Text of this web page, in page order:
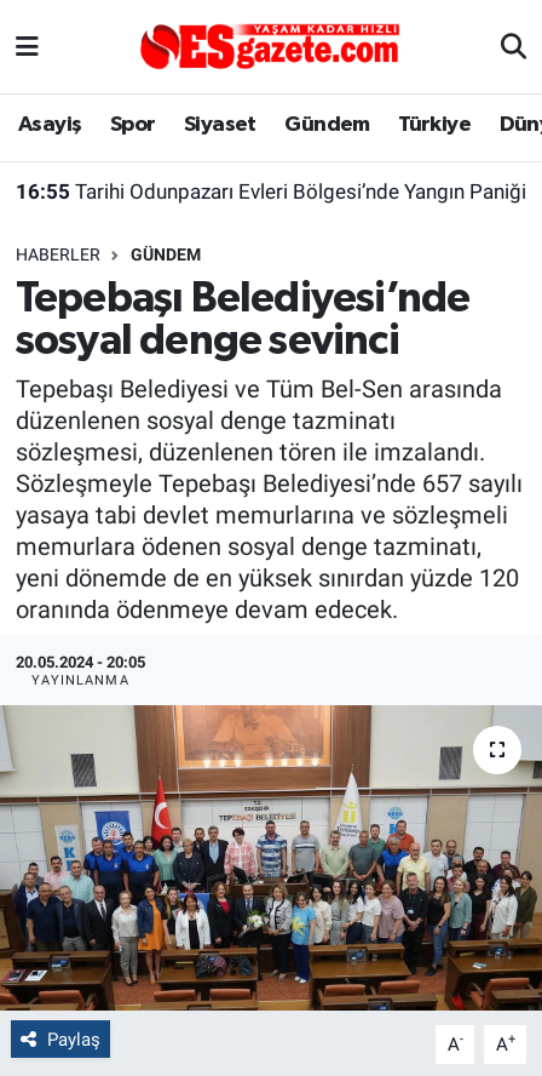
Asayiş Spor Siyaset Gündem Türkiye
16:55 Tarihi Odunpazarı Evleri Bölgesi’nde Yangın Paniği
HABERLER GÜNDEM
Tepebaşı Belediyesi’nde
sosyal denge sevinci
Tepebaşı Belediyesi ve Tüm Bel-Sen arasında
düzenlenen sosyal denge tazminatı
sözleşmesi, düzenlenen tören ile imzalandı.
Sözleşmeyle Tepebaşı Belediyesi’nde 657 sayılı
yasaya tabi devlet memurlarına ve sözleşmeli
memurlara ödenen sosyal denge tazminatı,
yeni dönemde de en yüksek sınırdan yüzde 120
oranında ödenmeye devam edecek.
20.05.2024 - 20:05
YAYINLANMA
Paylaş A- A+
Asayiş
Gündem
Türkiye
Dünya
Sağlık
Alış-Veriş/İş dünyası
Yaşam
Eskişehirspor Arşivi
Eskişehir Arşivi
Röportaj
Ekonomi
Kültür Sanat
Politika
Kütahya
Gezi
Genel
Çevre
Yerel
Magazin
Eskişehir Nöbetçi Eczaneler
Süper Lig Puan Durumu ve Fikstür
Tüm Manşetler
Son Dakika Haberleri
Haber Arşivi